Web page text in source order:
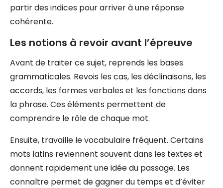
partir des indices pour arriver à une réponse
cohérente.
Les notions à revoir avant l’épreuve
Avant de traiter ce sujet, reprends les bases
grammaticales. Revois les cas, les déclinaisons, les
accords, les formes verbales et les fonctions dans
la phrase. Ces éléments permettent de
comprendre le rôle de chaque mot.
Ensuite, travaille le vocabulaire fréquent. Certains
mots latins reviennent souvent dans les textes et
donnent rapidement une idée du passage. Les
connaître permet de gagner du temps et d’éviter